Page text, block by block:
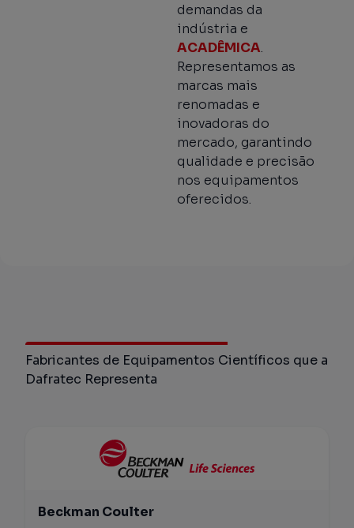
demandas da
indústria e
ACADÊMICA.
Representamos as
marcas mais
renomadas e
inovadoras do
mercado, garantindo
qualidade e precisão
nos equipamentos
oferecidos.
Fabricantes de Equipamentos Científicos que a
Dafratec Representa
Beckman Coulter